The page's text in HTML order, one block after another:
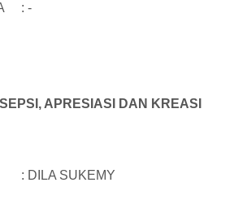
: -
APRESIASI DAN KREASI
DILA SUKEMY